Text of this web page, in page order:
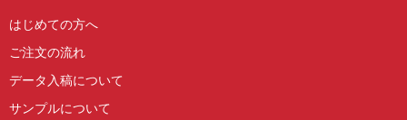
はじめての方へ
ご注文の流れ
データ入稿について
サンプルについて